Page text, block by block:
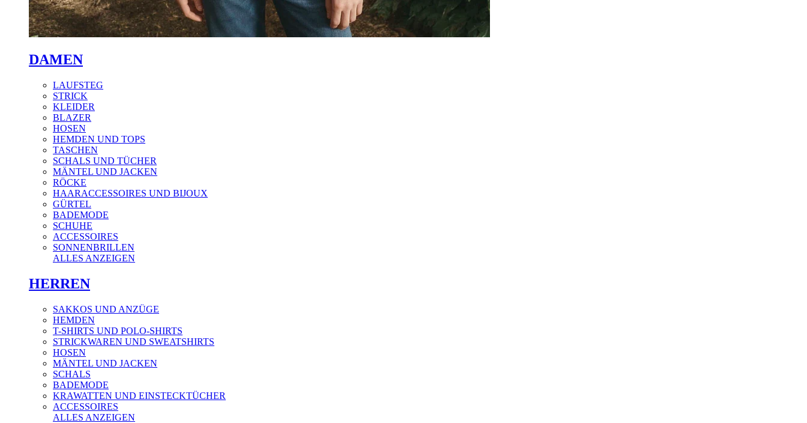
DAMEN
LAUFSTEG
STRICK
KLEIDER
BLAZER
HOSEN
HEMDEN UND TOPS
TASCHEN
SCHALS UND TÜCHER
MÄNTEL UND JACKEN
RÖCKE
HAARACCESSOIRES UND BIJOUX
GÜRTEL
BADEMODE
SCHUHE
ACCESSOIRES
SONNENBRILLEN
ALLES ANZEIGEN
HERREN
SAKKOS UND ANZÜGE
HEMDEN
T-SHIRTS UND POLO-SHIRTS
STRICKWAREN UND SWEATSHIRTS
HOSEN
MÄNTEL UND JACKEN
SCHALS
BADEMODE
KRAWATTEN UND EINSTECKTÜCHER
ACCESSOIRES
ALLES ANZEIGEN